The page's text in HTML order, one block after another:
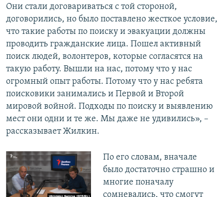
Они стали договариваться с той стороной,
договорились, но было поставлено жесткое условие,
что такие работы по поиску и эвакуации должны
проводить гражданские лица. Пошел активный
поиск людей, волонтеров, которые согласятся на
такую работу. Вышли на нас, потому что у нас
огромный опыт работы. Потому что у нас ребята
поисковики занимались и Первой и Второй
мировой войной. Подходы по поиску и выявлению
мест они одни и те же. Мы даже не удивились», –
рассказывает Жилкин.
По его словам, вначале
было достаточно страшно и
многие поначалу
сомневались, что смогут